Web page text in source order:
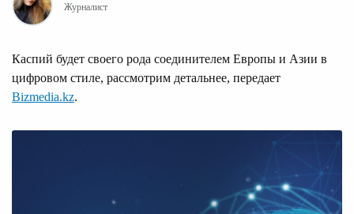
Журналист
Каспий будет своего рода соединителем Европы и Азии в
цифровом стиле, рассмотрим детальнее, передает
Bizmedia.kz.